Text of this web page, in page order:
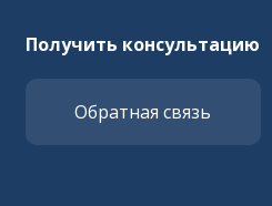
Получить консультацию
Обратная связь